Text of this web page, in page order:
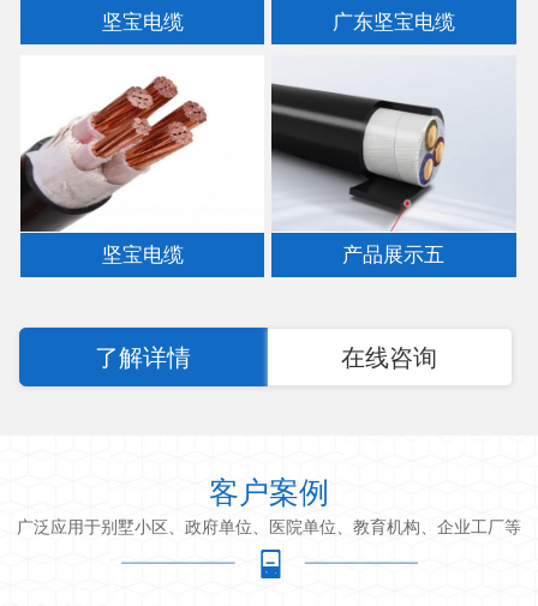
坚宝电缆 广东坚宝电缆
坚宝电缆 产品展示五
了解详情 在线咨询
客户案例
广泛应用于别墅小区、政府单位、医院单位、教育机构、企业工厂等